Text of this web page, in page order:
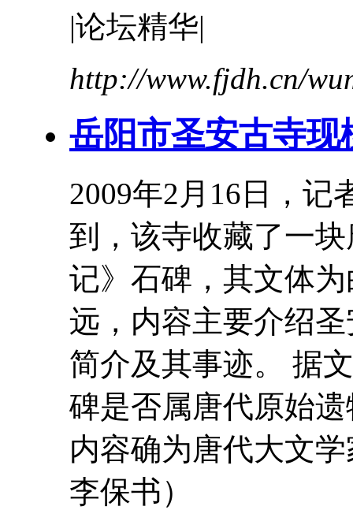
|论坛精华|
http://www.fjdh.cn/
岳阳市圣安古寺
2009年2月16日，记
到，该寺收藏了一
记》石碑，其文体为
远，内容主要介绍
简介及其事迹。 据
碑是否属唐代原始
内容确为唐代大文
李保书）